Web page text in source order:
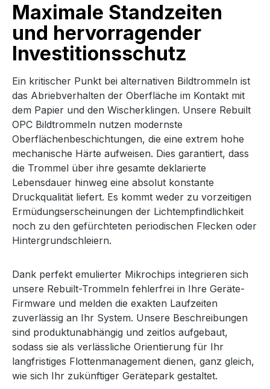
Maximale Standzeiten
und hervorragender
Investitionsschutz
Ein kritischer Punkt bei alternativen Bildtrommeln ist
das Abriebverhalten der Oberfläche im Kontakt mit
dem Papier und den Wischerklingen. Unsere Rebuilt
OPC Bildtrommeln nutzen modernste
Oberflächenbeschichtungen, die eine extrem hohe
mechanische Härte aufweisen. Dies garantiert, dass
die Trommel über ihre gesamte deklarierte
Lebensdauer hinweg eine absolut konstante
Druckqualität liefert. Es kommt weder zu vorzeitigen
Ermüdungserscheinungen der Lichtempfindlichkeit
noch zu den gefürchteten periodischen Flecken oder
Hintergrundschleiern.
Dank perfekt emulierter Mikrochips integrieren sich
unsere Rebuilt-Trommeln fehlerfrei in Ihre Geräte-
Firmware und melden die exakten Laufzeiten
zuverlässig an Ihr System. Unsere Beschreibungen
sind produktunabhängig und zeitlos aufgebaut,
sodass sie als verlässliche Orientierung für Ihr
langfristiges Flottenmanagement dienen, ganz gleich,
wie sich Ihr zukünftiger Gerätepark gestaltet.